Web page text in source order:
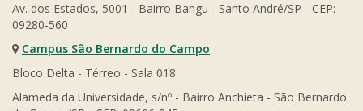
Av. dos Estados, 5001 - Bairro Bangu - Santo André/SP - CEP:
09280-560
Campus São Bernardo do Campo
Bloco Delta - Térreo - Sala 018
Alameda da Universidade, s/nº - Bairro Anchieta - São Bernardo